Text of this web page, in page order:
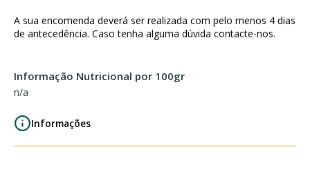
Assadas
com
A sua encomenda deverá ser realizada com pelo menos 4 dias
de antecedência. Caso tenha alguma dúvida contacte-nos.
Informação Nutricional por 100gr
n/a
Informações